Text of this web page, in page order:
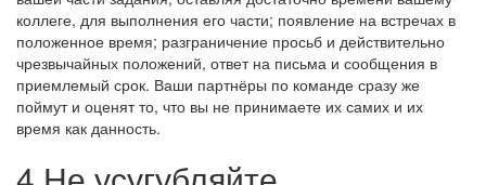
коллеге, для выполнения его части; появление на встречах в
положенное время; разграничение просьб и действительно
чрезвычайных положений, ответ на письма и сообщения в
приемлемый срок. Ваши партнёры по команде сразу же
поймут и оценят то, что вы не принимаете их самих и их
время как данность.